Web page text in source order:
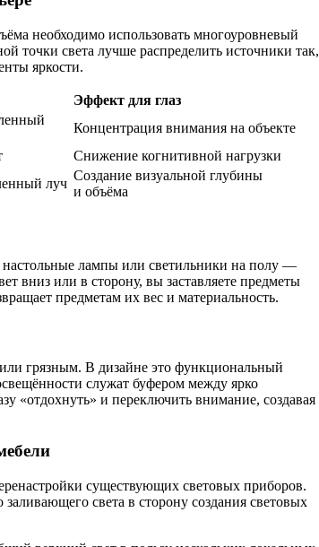
необходимо использовать многоуровневый
точки света лучше распределить источники так,
яркости.
Эффект для глаз
Концентрация внимания на объекте
Снижение когнитивной нагрузки
луч
Создание визуальной глубины
и объёма
лампы или светильники на полу —
вниз или в сторону, вы заставляете предметы
предметам их вес и материальность.
грязным. В дизайне это функциональный
служат буфером между ярко
«отдохнуть» и переключить внимание, создавая
существующих световых приборов.
света в сторону создания световых